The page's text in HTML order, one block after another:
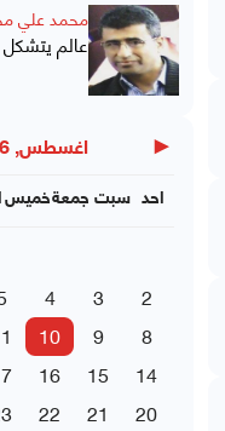
محمد علي
عالم
◀ اغسطس, 2026
خميسجمعة سبت احد
2
3
4
8
9
10
14
15
16
20
21
22